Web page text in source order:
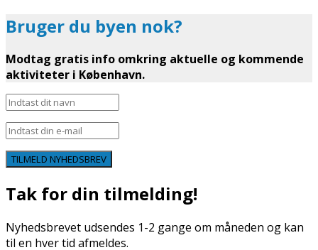
Bruger du byen nok?
Modtag gratis info omkring aktuelle og kommende
aktiviteter i København.
TILMELD NYHEDSBREV
Tak for din tilmelding!
Nyhedsbrevet udsendes 1-2 gange om måneden og kan
til en hver tid afmeldes.